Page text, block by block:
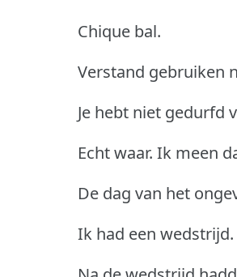
Chique bal.
Verstand gebruiken
Je hebt niet gedurfd
Echt waar. Ik meen
De dag van het
Ik had een wedstrijd.